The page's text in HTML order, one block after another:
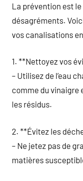
La prévention est
désagréments.
vos canalisations
1. **Nettoyez vos
– Utilisez de l’eau
comme du vinaigre
les résidus.
2. **Évitez les
– Ne jetez pas de
matières